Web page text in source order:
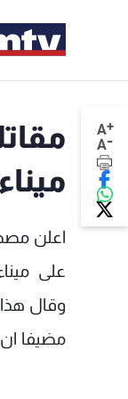
A+
A-
اعلن
على
وقال هذا
مضيفا